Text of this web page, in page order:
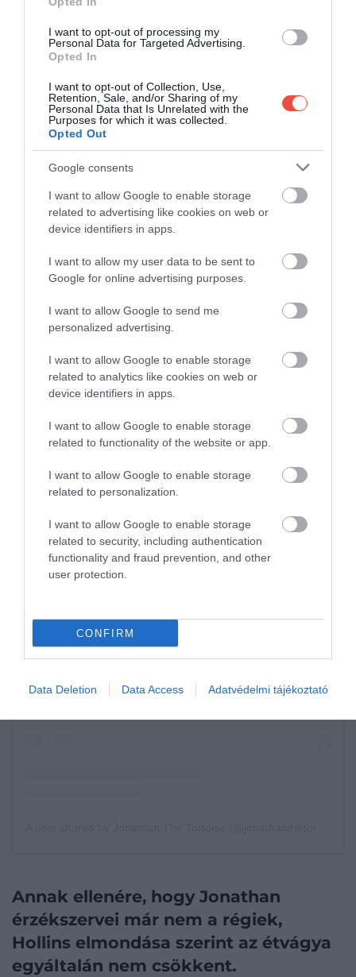
I want to opt-out of processing my
Personal Data for Targeted Advertising.
Opted In
I want to opt-out of Collection, Use,
Retention, Sale, and/or Sharing of my
Personal Data that Is Unrelated with the
Purposes for which it was collected.
Opted Out
Google consents
I want to allow Google to enable storage
related to advertising like cookies on web or
device identifiers in apps.
I want to allow my user data to be sent to
Google for online advertising purposes.
I want to allow Google to send me
personalized advertising.
I want to allow Google to enable storage
related to analytics like cookies on web or
device identifiers in apps.
I want to allow Google to enable storage
related to functionality of the website or app.
I want to allow Google to enable storage
related to personalization.
I want to allow Google to enable storage
related to security, including authentication
functionality and fraud prevention, and other
user protection.
CONFIRM
Data Deletion Data Access Adatvédelmi tájékoztató
island since 1882.
— Guinness World Records (@GWR)
November 30,
Az élet egyedül nem olyan könnyű, amire az 1980-as
években Jonathan is rájött, ugyanis a helyiek szerint
a magánytól ingerlékennyé vált akkoriban.
Szerencsére a probléma azóta megoldódott: közel
nőstény) társaságát élvezi.
Emellett Emma és Fred személyében
barátokra is talált, így ők biztosan
felkerültek a szülinapi vendéglistára.
kilós fóka útját állta
View this post on Instagram
Annak ellenére, hogy Jonathan
érzékszervei már nem a régiek,
Hollins elmondása szerint az étvágya
egyáltalán nem csökkent.